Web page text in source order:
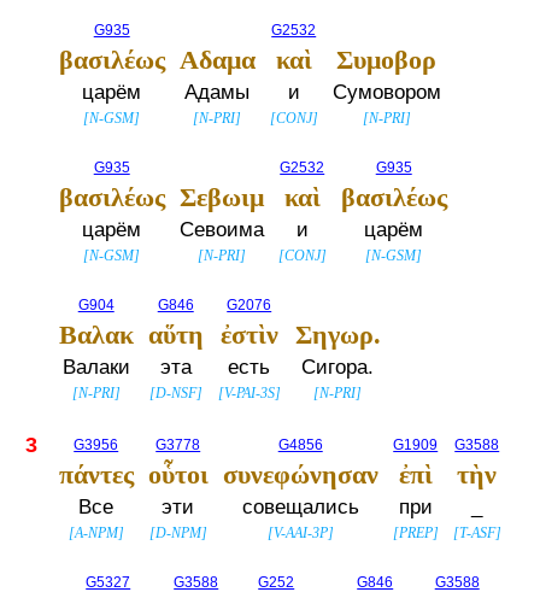
G935
βασιλέως
царём
[N-GSM]
Αδαμα
Адамы
[N-PRI]
G2532
καὶ
и
[CONJ]
Συμοβορ
Сумовором
[N-PRI]
G935
βασιλέως
царём
[N-GSM]
Σεβωιμ
Севоима
[N-PRI]
G2532
καὶ
и
[CONJ]
G935
βασιλέως
царём
[N-GSM]
G904
Βαλακ
Валаки
[N-PRI]
G846
αὕτη
эта
[D-NSF]
G2076
ἐστὶν
есть
[V-PAI-3S]
Σηγωρ.
Сигора.
[N-PRI]
3 G3956
πάντες
Все
[A-NPM]
G3778
οὗτοι
эти
[D-NPM]
G4856
συνεφώνησαν
совещались
[V-AAI-3P]
G1909
ἐπὶ
при
[PREP]
G3588
τὴν
[T-ASF]
G5327 G3588 G252 G846 G3588